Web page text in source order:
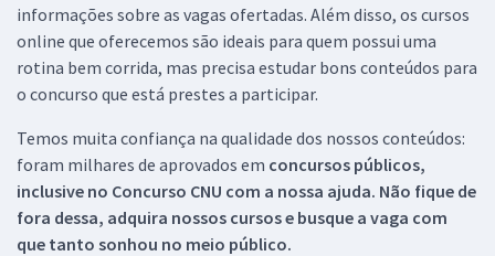
informações sobre as vagas ofertadas. Além disso, os cursos
online que oferecemos são ideais para quem possui uma
rotina bem corrida, mas precisa estudar bons conteúdos para
o concurso que está prestes a participar.
Temos muita confiança na qualidade dos nossos conteúdos:
foram milhares de aprovados em concursos públicos,
inclusive no Concurso CNU com a nossa ajuda. Não fique de
fora dessa, adquira nossos cursos e busque a vaga com
que tanto sonhou no meio público.